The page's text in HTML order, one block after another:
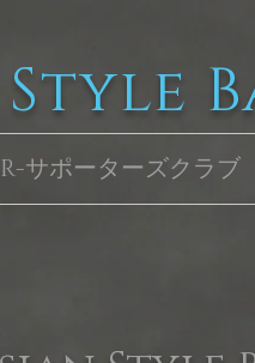
Style
R-サポーターズクラブ